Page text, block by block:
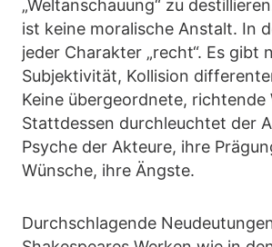
„Weltanschauung“ zu
ist keine moralische Anstalt. In
jeder Charakter „recht“. Es gibt
Subjektivität, Kollision
Keine übergeordnete, richtende
Stattdessen durchleuchtet der
Psyche der Akteure, ihre
Wünsche, ihre Ängste.
Durchschlagende